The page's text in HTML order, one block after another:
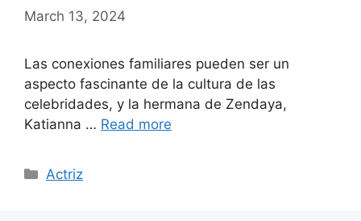
March 13, 2024
Las conexiones familiares pueden ser un
aspecto fascinante de la cultura de las
celebridades, y la hermana de Zendaya,
Katianna … Read more
Categories
Actriz